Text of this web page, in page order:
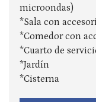
microondas)
*Sala con
*Comedor con
*Cuarto de
*Jardín
*Cisterna